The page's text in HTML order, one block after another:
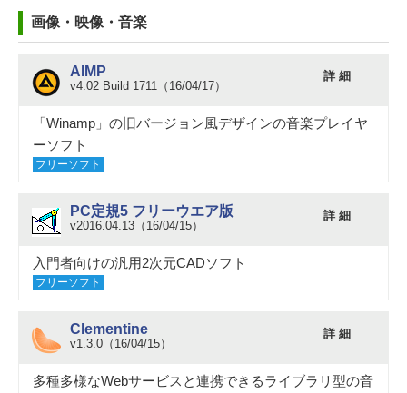
画像・映像・音楽
AIMP
v4.02 Build 1711（16/04/17）
詳 細
「Winamp」の旧バージョン風デザインの音楽プレイヤ
ーソフト
フリーソフト
PC定規5 フリーウエア版
v2016.04.13（16/04/15）
詳 細
入門者向けの汎用2次元CADソフト
フリーソフト
Clementine
v1.3.0（16/04/15）
詳 細
多種多様なWebサービスと連携できるライブラリ型の音